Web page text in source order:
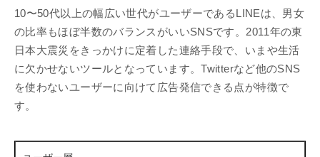
10〜50代以上の幅広い世代がユーザーであるLINEは、男女
の比率もほぼ半数のバランスがいいSNSです。2011年の東
日本大震災をきっかけに定着した連絡手段で、いまや生活
に欠かせないツールとなっています。Twitterなど他のSNS
を使わないユーザーに向けて広告発信できる点が特徴で
す。